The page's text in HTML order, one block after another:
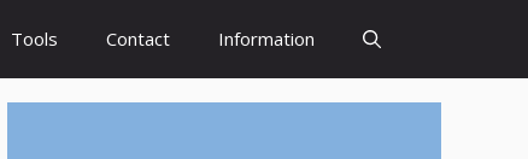
Tools Contact Information